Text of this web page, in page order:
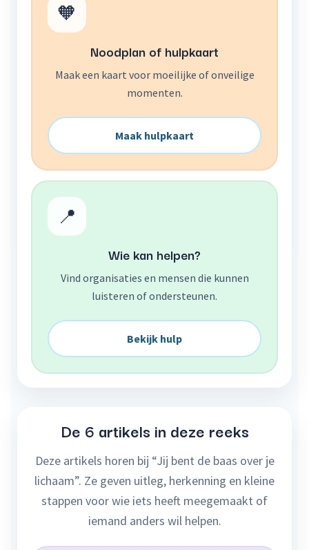
🧡
Noodplan of hulpkaart
Maak een kaart voor moeilijke of onveilige
momenten.
Maak hulpkaart
📍
Wie kan helpen?
Vind organisaties en mensen die kunnen
luisteren of ondersteunen.
Bekijk hulp
De 6 artikels in deze reeks
Deze artikels horen bij “Jij bent de baas over je
lichaam”. Ze geven uitleg, herkenning en kleine
stappen voor wie iets heeft meegemaakt of
iemand anders wil helpen.